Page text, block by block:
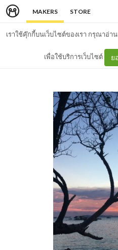
MAKERS STORE
เราใช้คุ๊กกี้บนเว็บไซต์ของเรา กรุณาอ่า
เพื่อใช้บริการเว็บไซต์ ย